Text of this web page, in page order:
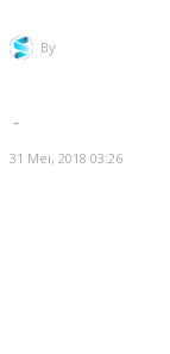
By
-
31 Mei, 2018 03:26